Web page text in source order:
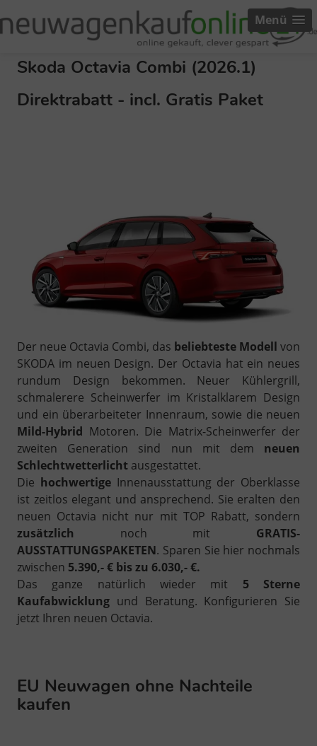
Menü
Skoda Octavia Combi (2026.1)
Direktrabatt - incl. Gratis Paket
Der neue Octavia Combi, das beliebteste Modell von
SKODA im neuen Design. Der Octavia hat ein neues
rundum Design bekommen. Neuer Kühlergrill,
schmalerere Scheinwerfer im Kristalklarem Design
und ein überarbeiteter Innenraum, sowie die neuen
Mild-Hybrid Motoren. Die Matrix-Scheinwerfer der
zweiten Generation sind nun mit dem neuen
Schlechtwetterlicht ausgestattet.
Die hochwertigeInnenausstattung der Oberklasse
ist zeitlos elegant und ansprechend. Sie eralten den
neuen Octavia nicht nur mit TOP Rabatt, sondern
zusätzlich noch mit GRATIS-
AUSSTATTUNGSPAKETEN. Sparen Sie hier nochmals
zwischen 5.390,- € bis zu 6.030,- €.
Das ganze natürlich wieder mit 5 Sterne
Kaufabwicklung und Beratung. Konfigurieren Sie
jetzt Ihren neuen Octavia.
EU Neuwagen ohne Nachteile
kaufen